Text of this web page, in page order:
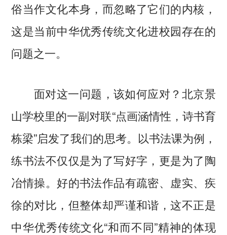
俗当作文化本身，而忽略了它们的内核，
这是当前中华优秀传统文化进校园存在的
问题之一。
面对这一问题，该如何应对？北京景
山学校里的一副对联“点画涵情性，诗书育
栋梁”启发了我们的思考。以书法课为例，
练书法不仅仅是为了写好字，更是为了陶
冶情操。好的书法作品有疏密、虚实、疾
徐的对比，但整体却严谨和谐，这不正是
中华优秀传统文化“和而不同”精神的体现